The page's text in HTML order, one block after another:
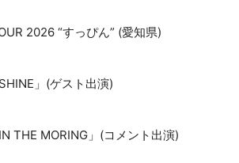
2026 “すっぴん” (愛知県)
」(ゲスト出演)
THE MORING」(コメント出演)